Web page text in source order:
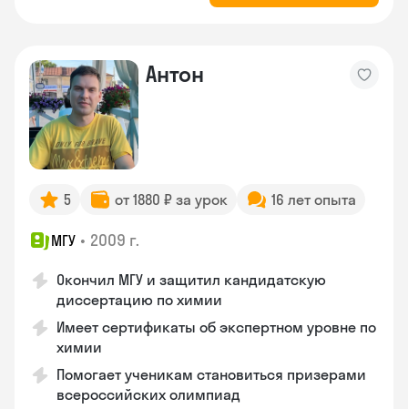
Антон
5 от 1880 ₽ за урок 16 лет опыта
МГУ • 2009 г.
Окончил МГУ и защитил кандидатскую
диссертацию по химии
Имеет сертификаты об экспертном уровне по
химии
Помогает ученикам становиться призерами
всероссийских олимпиад